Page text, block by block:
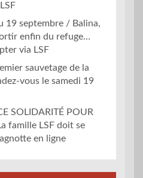
19 septembre / Balina,
enfin du refuge…
via LSF
sauvetage de la
vous le samedi 19
SOLIDARITÉ POUR
famille LSF doit se
en ligne